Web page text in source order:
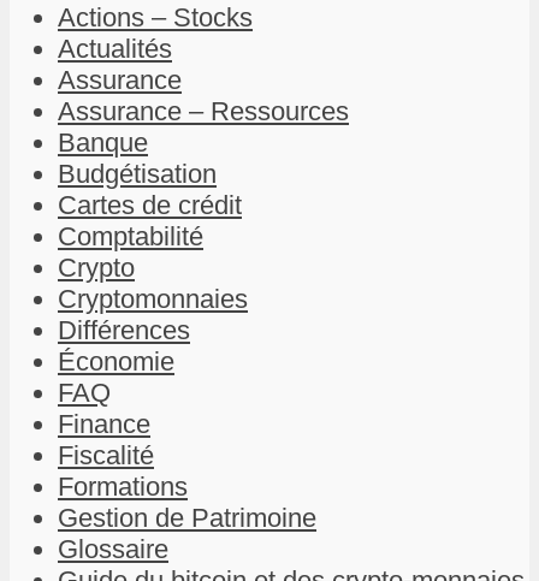
Actions – Stocks
Actualités
Assurance
Assurance – Ressources
Banque
Budgétisation
Cartes de crédit
Comptabilité
Crypto
Cryptomonnaies
Différences
Économie
FAQ
Finance
Fiscalité
Formations
Gestion de Patrimoine
Glossaire